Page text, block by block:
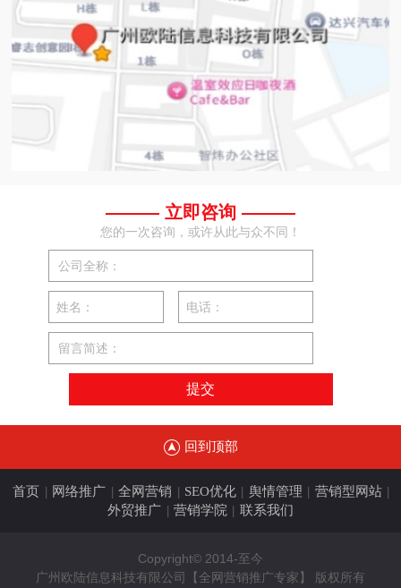
——— 立即咨询 ———
您的一次咨询，或许从此与众不同！
公司全称：
姓名： 电话：
留言简述：
回到顶部
首页 | 网络推广 | 全网营销 | SEO优化 | 舆情管理 | 营销型网站 |
外贸推广 | 营销学院 | 联系我们
Copyright© 2014-至今
广州欧陆信息科技有限公司【全网营销推广专家】 版权所有